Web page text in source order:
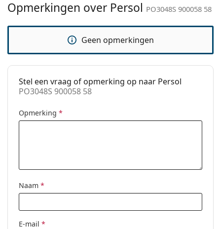
Functie:
Fashion
Code:
PO3048S 900058 58
beschikbaar:
No
Opmerkingen over Persol PO3048S 900058 58
Geen opmerkingen
Stel een vraag of opmerking op naar Persol
PO3048S 900058 58
Opmerking *
Naam *
E-mail *